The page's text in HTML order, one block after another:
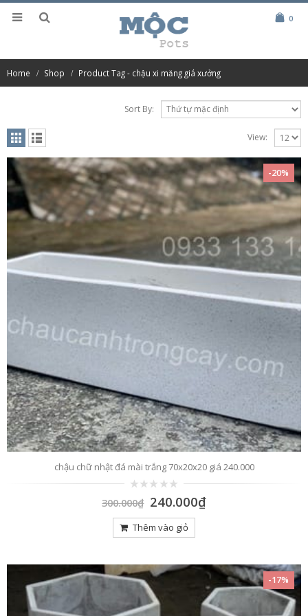
0
Home Shop Product Tag - chậu xi măng giá xưởng
Sort By:
View:
-20%
chậu chữ nhật đá mài trắng 70x20x20 giá 240.000
trên
300.000₫ 240.000₫
Thêm vào giỏ
-17%